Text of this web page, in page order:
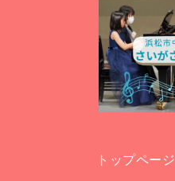
トップページ